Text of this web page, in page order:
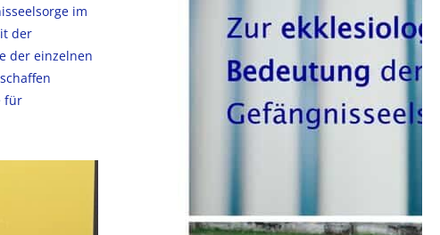
im
der
der einzelnen
für